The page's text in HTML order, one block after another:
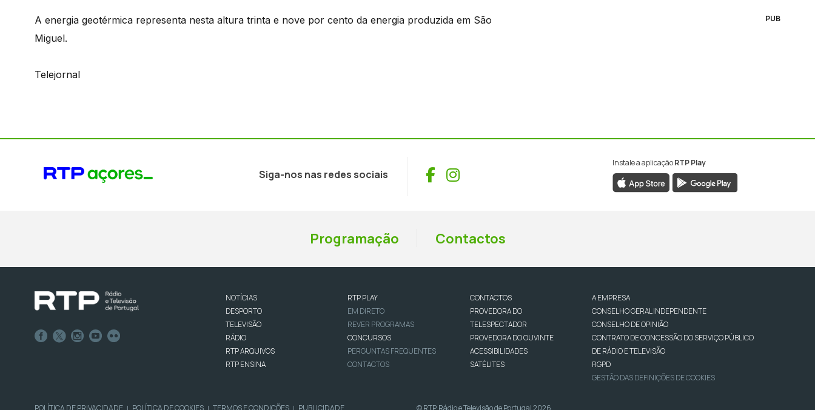
A energia geotérmica representa nesta altura trinta e nove por cento da energia produzida em São
Miguel.
Telejornal
PUB
Siga-nos nas redes sociais Facebook
Instagram
Instale a aplicaçãoRTP Play
Programação Contactos
NOTÍCIAS
DESPORTO
TELEVISÃO
RÁDIO
RTP ARQUIVOS
RTP ENSINA
RTP PLAY
EM DIRETO
REVER PROGRAMAS
CONCURSOS
PERGUNTAS FREQUENTES
CONTACTOS
CONTACTOS
PROVEDORA DO
TELESPECTADOR
PROVEDORA DO OUVINTE
ACESSIBILIDADES
SATÉLITES
A EMPRESA
CONSELHO GERAL INDEPENDENTE
CONSELHO DE OPINIÃO
CONTRATO DE CONCESSÃO DO SERVIÇO PÚBLICO
DE RÁDIO E TELEVISÃO
RGPD
GESTÃO DAS DEFINIÇÕES DE COOKIES
POLÍTICA DE PRIVACIDADE | POLÍTICA DE COOKIES | TERMOS E CONDIÇÕES | PUBLICIDADE © RTP, Rádio e Televisão de Portugal 2026